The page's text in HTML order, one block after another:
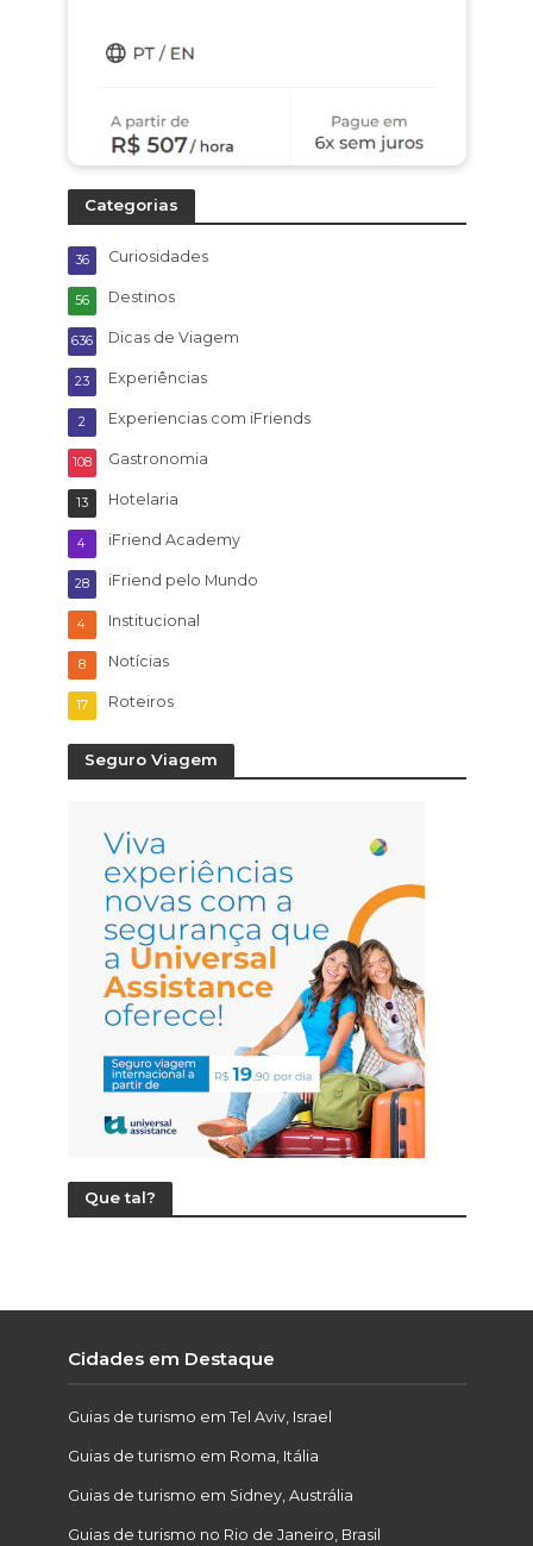
Categorias
Curiosidades
36
Destinos
56
Dicas de Viagem
636
Experiências
23
Experiencias com iFriends
2
Gastronomia
108
Hotelaria
13
iFriend Academy
4
iFriend pelo Mundo
28
Institucional
4
Notícias
8
Roteiros
17
Seguro Viagem
Que tal?
Cidades em Destaque
Guias de turismo em Tel Aviv, Israel
Guias de turismo em Roma, Itália
Guias de turismo em Sidney, Austrália
Guias de turismo no Rio de Janeiro, Brasil